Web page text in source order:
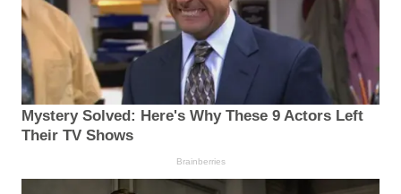
Mystery Solved: Here's Why These 9 Actors Left
Their TV Shows
Brainberries